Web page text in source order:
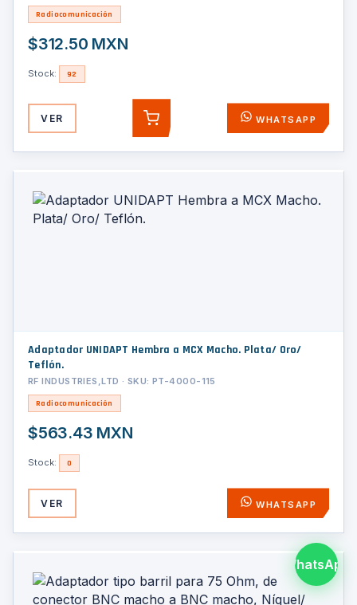
Radiocomunicación
$312.50 MXN
Stock: 92
VER AGREGAR WHATSAPP
Adaptador UNIDAPT Hembra a MCX Macho. Plata/ Oro/
Teflón.
RF INDUSTRIES,LTD · SKU: PT-4000-115
Radiocomunicación
$563.43 MXN
Stock: 0
VER WHATSAPP
WhatsApp